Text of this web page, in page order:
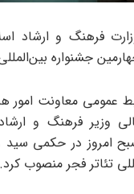
فرهنگ و ارشاد
جشنواره
عمومی معاونت امور
وزیر فرهنگ و
امروز در حکمی
تئاتر فجر منصوب کرد.